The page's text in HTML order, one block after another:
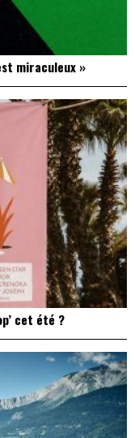
miraculeux »
cet été ?